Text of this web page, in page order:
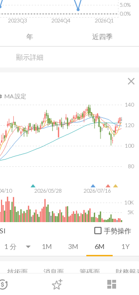
dashboard
登入
顯示詳細
年 近四季
2023Q3 2024Q4 2026Q1
0.0%
5.0%
close
1M 3M 6M 1Y
10 2026/05/28 2026/07/16
80
100
120
140
5K
10K
MA 設定
手勢操作
技術面 消息面 籌碼面 財務報
現金流量表 集保分布